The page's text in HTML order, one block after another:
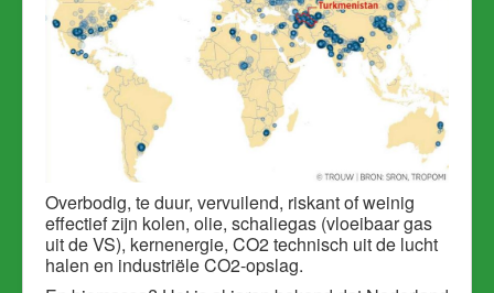
Overbodig, te duur, vervuilend, riskant of weinig
effectief zijn kolen, olie, schaliegas (vloeibaar gas
uit de VS), kernenergie, CO2 technisch uit de lucht
halen en industriële CO2-opslag.